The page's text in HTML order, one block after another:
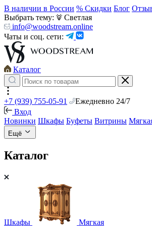
В наличии в России % Скидки Блог
Выбрать тему:
Светлая
info@woodstream.online
Чаты и соц. сети:
Каталог
+7 (939) 755-05-91
Ежедневно 24/7
Вход
Новинки Шкафы Буфеты Витрины
Ещё
Каталог
Шкафы Мягкая